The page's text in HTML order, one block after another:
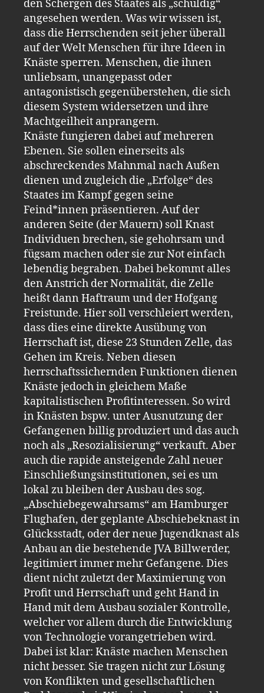
den Schergen des Staates als „schuldig“
angesehen werden. Was wir wissen ist,
dass die Herrschenden seit jeher überall
auf der Welt Menschen für ihre Ideen in
Knäste sperren. Menschen, die ihnen
unliebsam, unangepasst oder
antagonistisch gegenüberstehen, die sich
diesem System widersetzen und ihre
Machtgeilheit anprangern.
Knäste fungieren dabei auf mehreren
Ebenen. Sie sollen einerseits als
abschreckendes Mahnmal nach Außen
dienen und zugleich die „Erfolge“ des
Staates im Kampf gegen seine
Feind*innen präsentieren. Auf der
anderen Seite (der Mauern) soll Knast
Individuen brechen, sie gehohrsam und
fügsam machen oder sie zur Not einfach
lebendig begraben. Dabei bekommt alles
den Anstrich der Normalität, die Zelle
heißt dann Haftraum und der Hofgang
Freistunde. Hier soll verschleiert werden,
dass dies eine direkte Ausübung von
Herrschaft ist, diese 23 Stunden Zelle, das
Gehen im Kreis. Neben diesen
herrschaftssichernden Funktionen dienen
Knäste jedoch in gleichem Maße
kapitalistischen Profitinteressen. So wird
in Knästen bspw. unter Ausnutzung der
Gefangenen billig produziert und das auch
noch als „Resozialisierung“ verkauft. Aber
auch die rapide ansteigende Zahl neuer
Einschließungsinstitutionen, sei es um
lokal zu bleiben der Ausbau des sog.
„Abschiebegewahrsams“ am Hamburger
Flughafen, der geplante Abschiebeknast in
Glücksstadt, oder der neue Jugendknast als
Anbau an die bestehende JVA Billwerder,
legitimiert immer mehr Gefangene. Dies
dient nicht zuletzt der Maximierung von
Profit und Herrschaft und geht Hand in
Hand mit dem Ausbau sozialer Kontrolle,
welcher vor allem durch die Entwicklung
von Technologie vorangetrieben wird.
Dabei ist klar: Knäste machen Menschen
nicht besser. Sie tragen nicht zur Lösung
von Konflikten und gesellschaftlichen